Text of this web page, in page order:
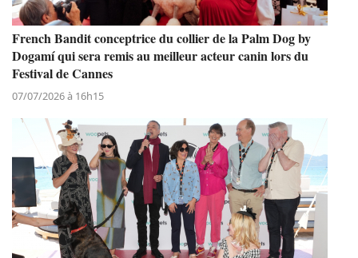
French Bandit conceptrice du collier de la Palm Dog by
Dogamí qui sera remis au meilleur acteur canin lors du
Festival de Cannes
07/07/2026 à 16h15